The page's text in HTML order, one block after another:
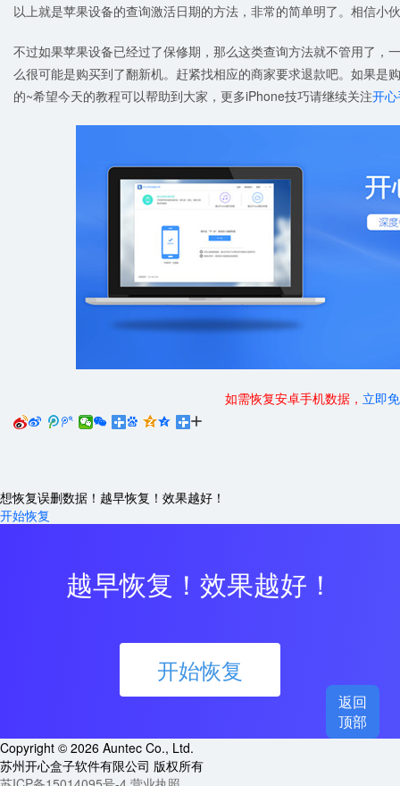
以上就是苹果设备的查询激活日期的方法，非常的简单明了。相信小
不过如果苹果设备已经过了保修期，那么这类查询方法就不管用了，
么很可能是购买到了翻新机。赶紧找相应的商家要求退款吧。如果是
的~希望今天的教程可以帮助到大家，更多iPhone技巧请继续关注开
如需恢复安卓手机数据， 立即
     
想恢复误删数据！越早恢复！效果越好！
开始恢复
越早恢复！效果越好！
开始恢复
Copyright © 2026 Auntec Co., Ltd.
苏州开心盒子软件有限公司 版权所有
返回
顶部
